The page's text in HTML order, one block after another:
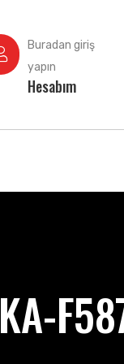
Buradan giriş
yapın
Hesabım